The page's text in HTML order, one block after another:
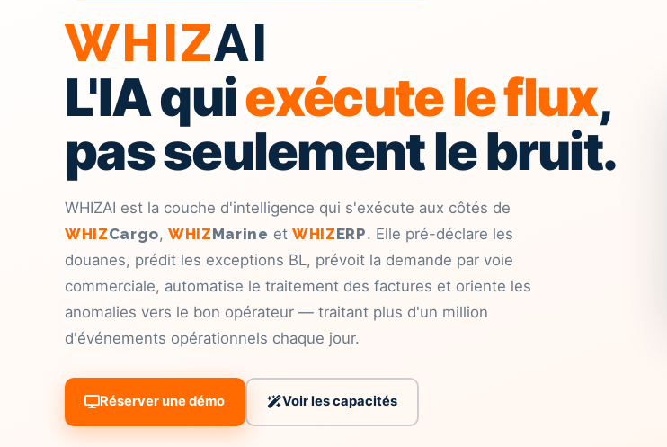
Armateurs & gestionnaires
Chantiers Navals
WHIZAI
L'IA quiexécute le flux,
pas seulement le bruit.
WHIZAI est la couche d'intelligence qui s'exécute aux côtés de
WHIZCargo,WHIZMarine et WHIZERP. Elle pré-déclare les
douanes, prédit les exceptions BL, prévoit la demande par voie
commerciale, automatise le traitement des factures et oriente les
anomalies vers le bon opérateur — traitant plus d'un million
d'événements opérationnels chaque jour.
Réserver une démo Voir les capacités